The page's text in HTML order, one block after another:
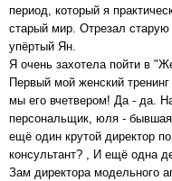
период, который я
старый мир. Отрезал
упёртый Ян.
Я очень захотела пойти в
Первый мой женский
мы его вчетвером! Да - да.
персональщик, юля -
ещё один крутой директор
консультант? , И ещё одна
Зам директора модельного